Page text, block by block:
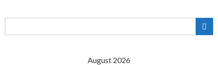
August 2026